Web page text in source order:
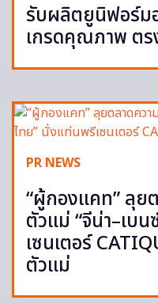
รับผลิตยูนิฟอร์ม
เกรดคุณภาพ ต
PR NEWS
“ผู้กองแคท” ลุย
ตัวแม่ “จีน่า–เบ
เซนเตอร์
ตัวแม่